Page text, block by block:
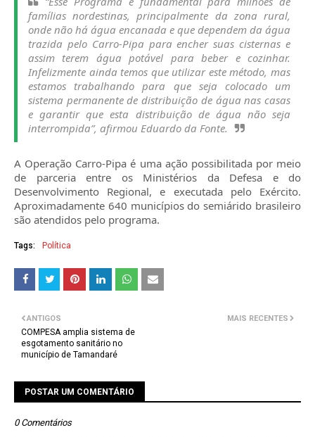
famílias nordestinas, principalmente da zona rural,
onde não há água encanada e que dependem da água
trazida pelo Carro-Pipa para encher suas cisternas e
assim terem água potável para beber e cozinhar.
Infelizmente ainda temos que utilizar este método, mas
estamos trabalhando para que seja colocado um
sistema permanente de distribuição de água nas casas
e garantir que esta distribuição de água não seja
interrompida”, afirmou Eduardo da Fonte.
A Operação Carro-Pipa é uma ação possibilitada por meio
de parceria entre os Ministérios da Defesa e do
Desenvolvimento Regional, e executada pelo Exército.
Aproximadamente 640 municípios do semiárido brasileiro
são atendidos pelo programa.
Tags: Política
MAIS RECENTES
ANTIGOS
COMPESA amplia sistema de
esgotamento sanitário no
município de Tamandaré
POSTAR UM COMENTÁRIO
0 Comentários